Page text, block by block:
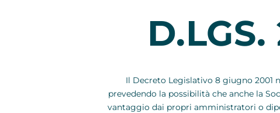
D.LGS.
Il Decreto Legislativo 8 giugno 2001
prevedendo la possibilità che anche la
vantaggio dai propri amministratori o